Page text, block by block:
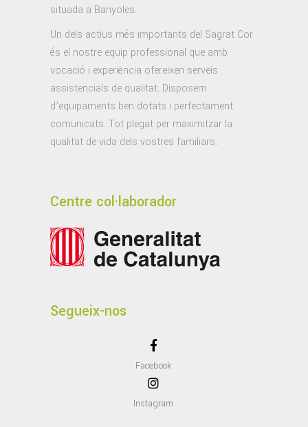
situada a Banyoles.
Un dels actius més importants del Sagrat Cor
és el nostre equip professional que amb
vocació i experiència ofereixen serveis
assistencials de qualitat. Disposem
d’equipaments ben dotats i perfectament
comunicats. Tot plegat per maximitzar la
qualitat de vida dels vostres familiars.
Centre col·laborador
Segueix-nos
Facebook
Instagram